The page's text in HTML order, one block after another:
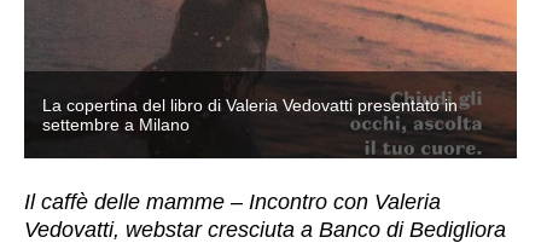
La copertina del libro di Valeria Vedovatti presentato in
settembre a Milano
Il caffè delle mamme – Incontro con Valeria
Vedovatti, webstar cresciuta a Banco di Bedigliora